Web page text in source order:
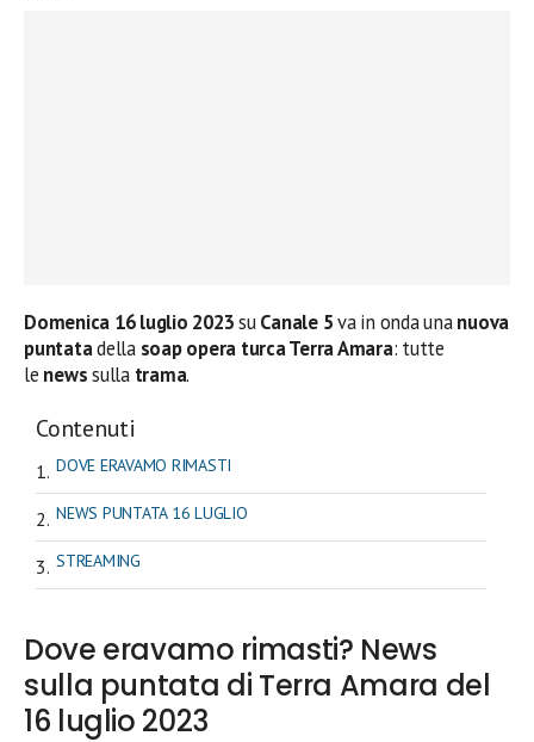
Domenica 16 luglio 2023suCanale 5va in onda unanuova
puntatadellasoap opera turca Terra Amara: tutte
le newssulla trama.
Contenuti
DOVE ERAVAMO RIMASTI
NEWS PUNTATA 16 LUGLIO
STREAMING
Dove eravamo rimasti? News
sulla puntata di Terra Amara del
16 luglio 2023